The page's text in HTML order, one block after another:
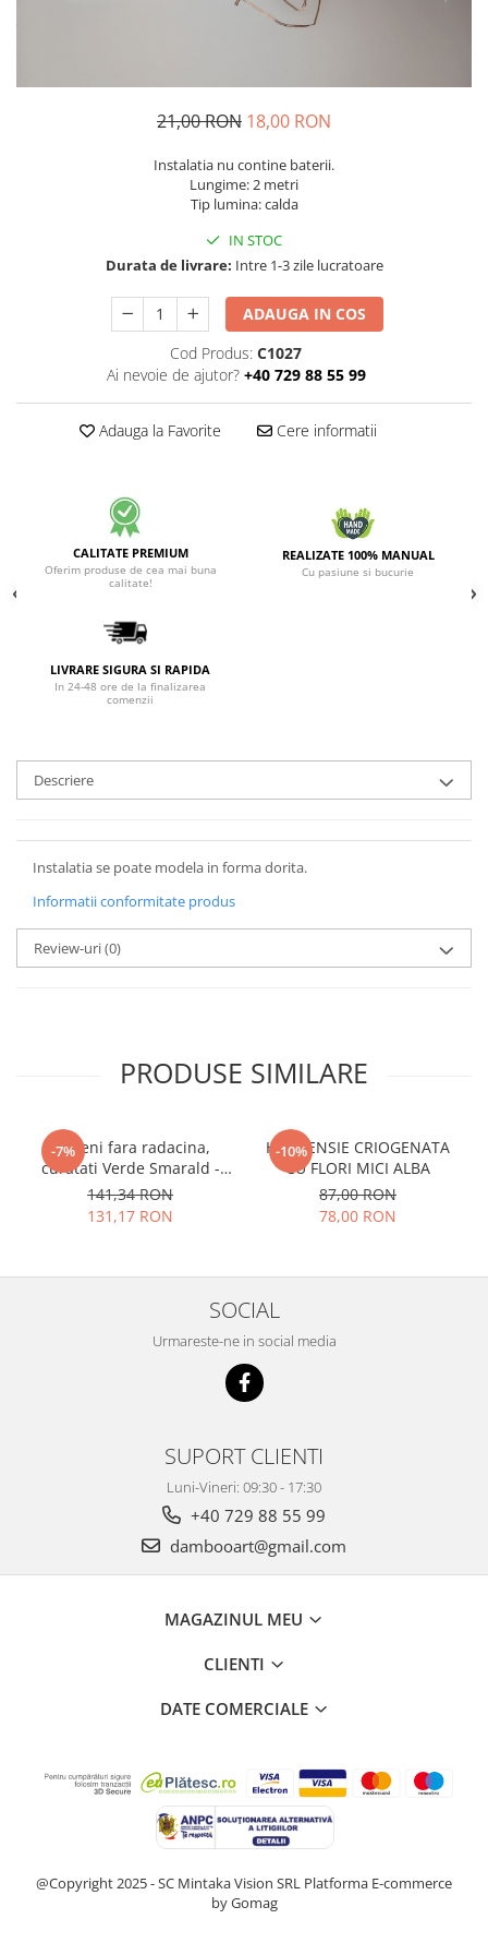
21,00 RON 18,00 RON
Instalatia nu contine baterii.
Lungime: 2 metri
Tip lumina: calda
IN STOC
Durata de livrare: Intre 1-3 zile lucratoare
ADAUGA IN COS
Cod Produs: C1027
Ai nevoie de ajutor? +40 729 88 55 99
Adauga la Favorite Cere informatii
CALITATE PREMIUM
Oferim produse de cea mai buna
calitate!
REALIZATE 100% MANUAL
Cu pasiune si bucurie
LIVRARE SIGURA SI RAPIDA
In 24-48 ore de la finalizarea
comenzii
Descriere
Instalatia se poate modela in forma dorita.
Informatii conformitate produs
Review-uri(0)
PRODUSE SIMILARE
-7%
Licheni fara radacina,
curatati Verde Smarald -
500 gr
141,34 RON
131,17 RON
-10%
HORTENSIE CRIOGENATA
CU FLORI MICI ALBA
87,00 RON
78,00 RON
SOCIAL
Urmareste-ne in social media
SUPORT CLIENTI
Luni-Vineri: 09:30 - 17:30
+40 729 88 55 99
dambooart@gmail.com
MAGAZINUL MEU
CLIENTI
DATE COMERCIALE
@Copyright 2025 - SC Mintaka Vision SRL Platforma E-commerce
by Gomag